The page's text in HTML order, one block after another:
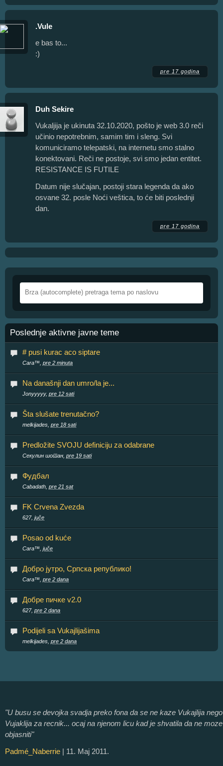
.Vule
e bas to...
:)
pre 17 godina
Duh Sekire
Vukaljija je ukinuta 32.10.2020, pošto je web 3.0 reči
učinio nepotrebnim, samim tim i sleng. Svi
komuniciramo telepatski, na internetu smo stalno
konektovani. Reči ne postoje, svi smo jedan entitet.
RESISTANCE IS FUTILE
Datum nije slučajan, postoji stara legenda da ako
osvane 32. posle Noći veštica, to će biti poslednji
dan.
pre 17 godina
Poslednje aktivne javne teme
# pusi kurac aco siptare
Cara™, pre 2 minuta
Na današnji dan umro/la je...
Jonyyyyy, pre 12 sati
Šta slušate trenutačno?
melkijades, pre 18 sati
Predložite SVOJU definiciju za odabrane
Секулин шотан, pre 19 sati
Фудбал
Cabadath, pre 21 sat
FK Crvena Zvezda
627, juče
Posao od kuće
Cara™, juče
Добро јутро, Српска републико!
Cara™, pre 2 dana
Добре пичке v2.0
627, pre 2 dana
Podijeli sa Vukajlijašima
melkijades, pre 2 dana
"U busu se devojka svadja preko fona da se ne kaze Vukajlija nego
Vujaklija za recnik... ocaj na njenom licu kad je shvatila da ne moze
objasniti"
Padmé_Naberrie | 11. Maj 2011.